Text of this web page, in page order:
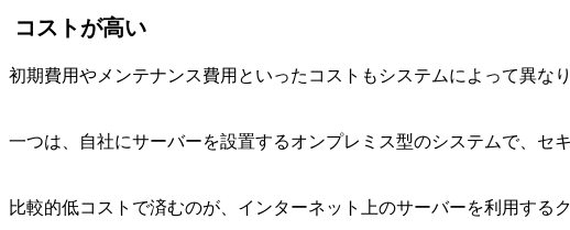
コストが高い
初期費用やメンテナンス費用といったコストもシステムによって異な
一つは、自社にサーバーを設置するオンプレミス型のシステムで、セ
比較的低コストで済むのが、インターネット上のサーバーを利用す